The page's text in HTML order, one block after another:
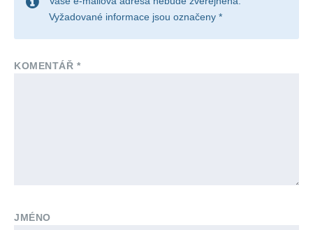
Vyžadované informace jsou označeny *
KOMENTÁŘ*
JMÉNO